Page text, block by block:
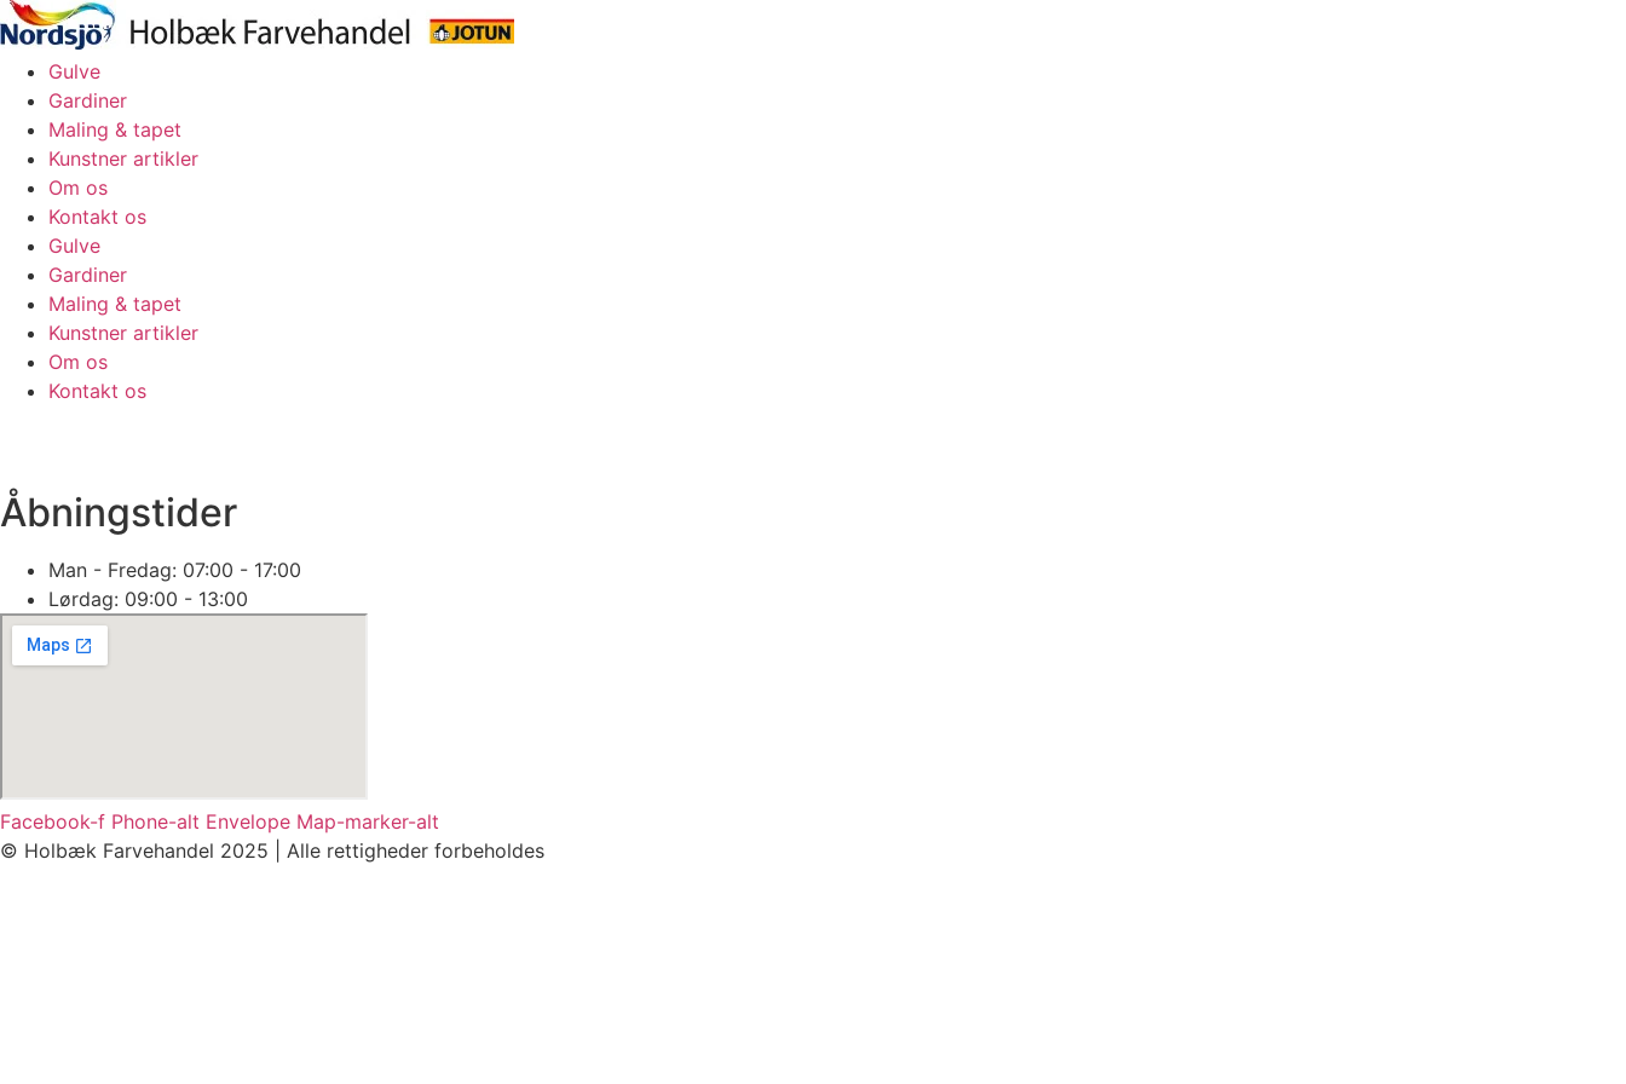
Skip
to
contentGulve
Gardiner
Maling & tapet
Kunstner artikler
Om os
Kontakt os
Gulve
Gardiner
Maling & tapet
Kunstner artikler
Om os
Kontakt os
Åbningstider
Man - Fredag: 07:00 - 17:00
Lørdag: 09:00 - 13:00
Facebook-f Phone-alt Envelope Map-marker-alt
© Holbæk Farvehandel 2025 | Alle rettigheder forbeholdes